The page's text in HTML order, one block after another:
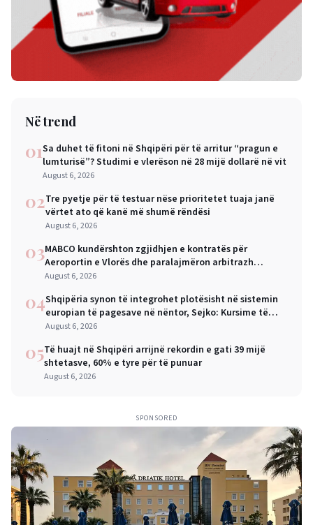
Në trend
01Sa duhet të fitoni në Shqipëri për të arritur “pragun e
lumturisë”? Studimi e vlerëson në 28 mijë dollarë në vit
August 6, 2026
02Tre pyetje për të testuar nëse prioritetet tuaja janë
vërtet ato që kanë më shumë rëndësi
August 6, 2026
03MABCO kundërshton zgjidhjen e kontratës për
Aeroportin e Vlorës dhe paralajmëron arbitrazh
ndërkombëtar
August 6, 2026
04Shqipëria synon të integrohet plotësisht në sistemin
europian të pagesave në nëntor, Sejko: Kursime të
mëdha për qytetarët dhe bizneset
August 6, 2026
05Të huajt në Shqipëri arrijnë rekordin e gati 39 mijë
shtetasve, 60% e tyre për të punuar
August 6, 2026
SPONSORED